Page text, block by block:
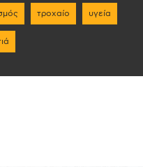
τροχαίο υγεία